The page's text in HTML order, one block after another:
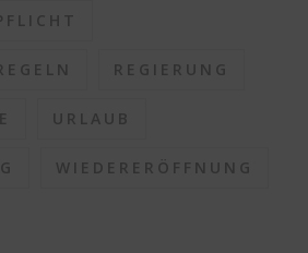
REGIERUNG
URLAUB
WIEDERERÖFFNUNG